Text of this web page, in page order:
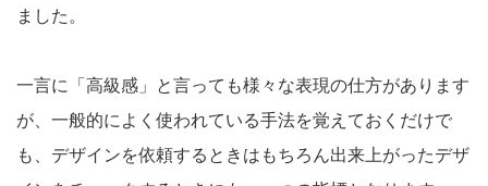
ました。
一言に「高級感」と言っても様々な表現の仕方があります
が、一般的によく使われている手法を覚えておくだけで
も、デザインを依頼するときはもちろん出来上がったデザ